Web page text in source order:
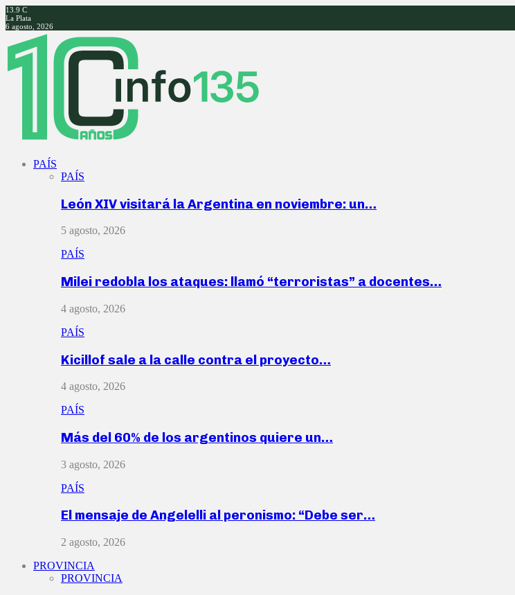
13.9 C
La Plata
6 agosto, 2026
Facebook
Twitter
Instagram
Youtube
PAÍS
PAÍS
León XIV visitará la Argentina en noviembre: un…
5 agosto, 2026
PAÍS
Milei redobla los ataques: llamó “terroristas” a docentes…
4 agosto, 2026
PAÍS
Kicillof sale a la calle contra el proyecto…
4 agosto, 2026
PAÍS
Más del 60% de los argentinos quiere un…
3 agosto, 2026
PAÍS
El mensaje de Angelelli al peronismo: “Debe ser…
2 agosto, 2026
PROVINCIA
PROVINCIA